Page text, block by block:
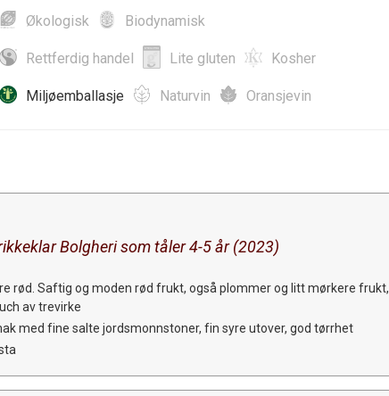
Økologisk Biodynamisk
Rettferdig handel Lite gluten Kosher
Miljøemballasje Naturvin Oransjevin
Bolgheri som tåler 4-5 år (2023)
rød. Saftig og moden rød frukt, også plommer og litt mørkere frukt,
av trevirke
med fine salte jordsmonnstoner, fin syre utover, god tørrhet